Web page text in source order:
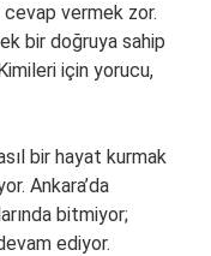
vermek zor.
bir doğruya sahip
için yorucu,
bir hayat kurmak
Ankara’da
bitmiyor;
ediyor.